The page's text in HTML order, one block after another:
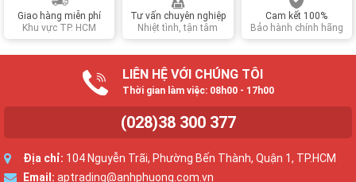
Giao hàng miễn phí
Khu vực TP. HCM
Tư vấn chuyên nghiệp
Nhiệt tình, tận tâm
Cam kết 100%
Bảo hành chính hãng
LIÊN HỆ VỚI CHÚNG TÔI
Thời gian làm việc: 08h00 - 17h00
(028)38 300 377
Địa chỉ: 104 Nguyễn Trãi, Phường Bến Thành, Quận 1, TP.HCM
Email: aptrading@anhphuong.com.vn